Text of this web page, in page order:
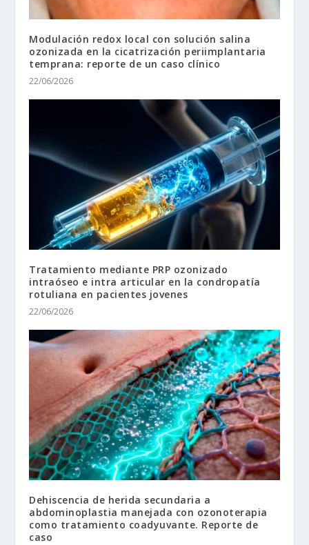
Modulación redox local con solución salina
ozonizada en la cicatrización periimplantaria
temprana: reporte de un caso clínico
22/06/2026
Tratamiento mediante PRP ozonizado
intraóseo e intra articular en la condropatía
rotuliana en pacientes jovenes
22/06/2026
Dehiscencia de herida secundaria a
abdominoplastia manejada con ozonoterapia
como tratamiento coadyuvante. Reporte de
caso